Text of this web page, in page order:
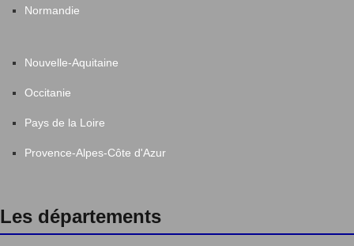
Normandie
Nouvelle-Aquitaine
Occitanie
Pays de la Loire
Provence-Alpes-Côte d'Azur
Les départements